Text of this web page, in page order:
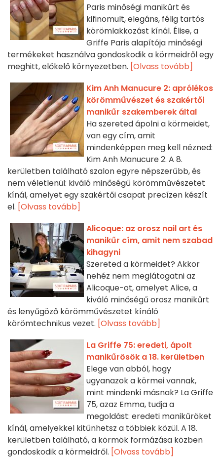
Paris minőségi manikűrt és
kifinomult, elegáns, félig tartós
körömlakkozást kínál. Élise, a
Griffe Paris alapítója minőségi
termékeket használva gondoskodik a körmeidről egy
meghitt, előkelő környezetben. [Olvass tovább]
Kim Anh Manucure 2: aprólékos
körömművészet és szakértői
manikűr szakemberek által
Ha szereted ápolni a körmeidet,
van egy cím, amit
mindenképpen meg kell nézned:
Kim Anh Manucure 2. A 8.
kerületben található szalon egyre népszerűbb, és
nem véletlenül: kiváló minőségű körömművészetet
kínál, amelyet egy szakértői csapat precízen készít
el. [Olvass tovább]
Alicoque: az orosz nail art és
manikűr cím, amit nem szabad
kihagyni
Szereted a körmeidet? Akkor
nehéz nem meglátogatni az
Alicoque-ot, amelyet Alice, a
kiváló minőségű orosz manikűrt
és lenyűgöző körömművészetet kínáló
körömtechnikus vezet. [Olvass tovább]
La Griffe 75: eredeti, ápolt
manikűrösök a 18. kerületben
Elege van abból, hogy
ugyanazok a körmei vannak,
mint mindenki másnak? La Griffe
75, azaz Emma, tudja a
megoldást: eredeti manikűröket
kínál, amelyekkel kitűnhetsz a többiek közül. A 18.
kerületben található, a körmök formázása közben
gondoskodik a körmeidről. [Olvass tovább]